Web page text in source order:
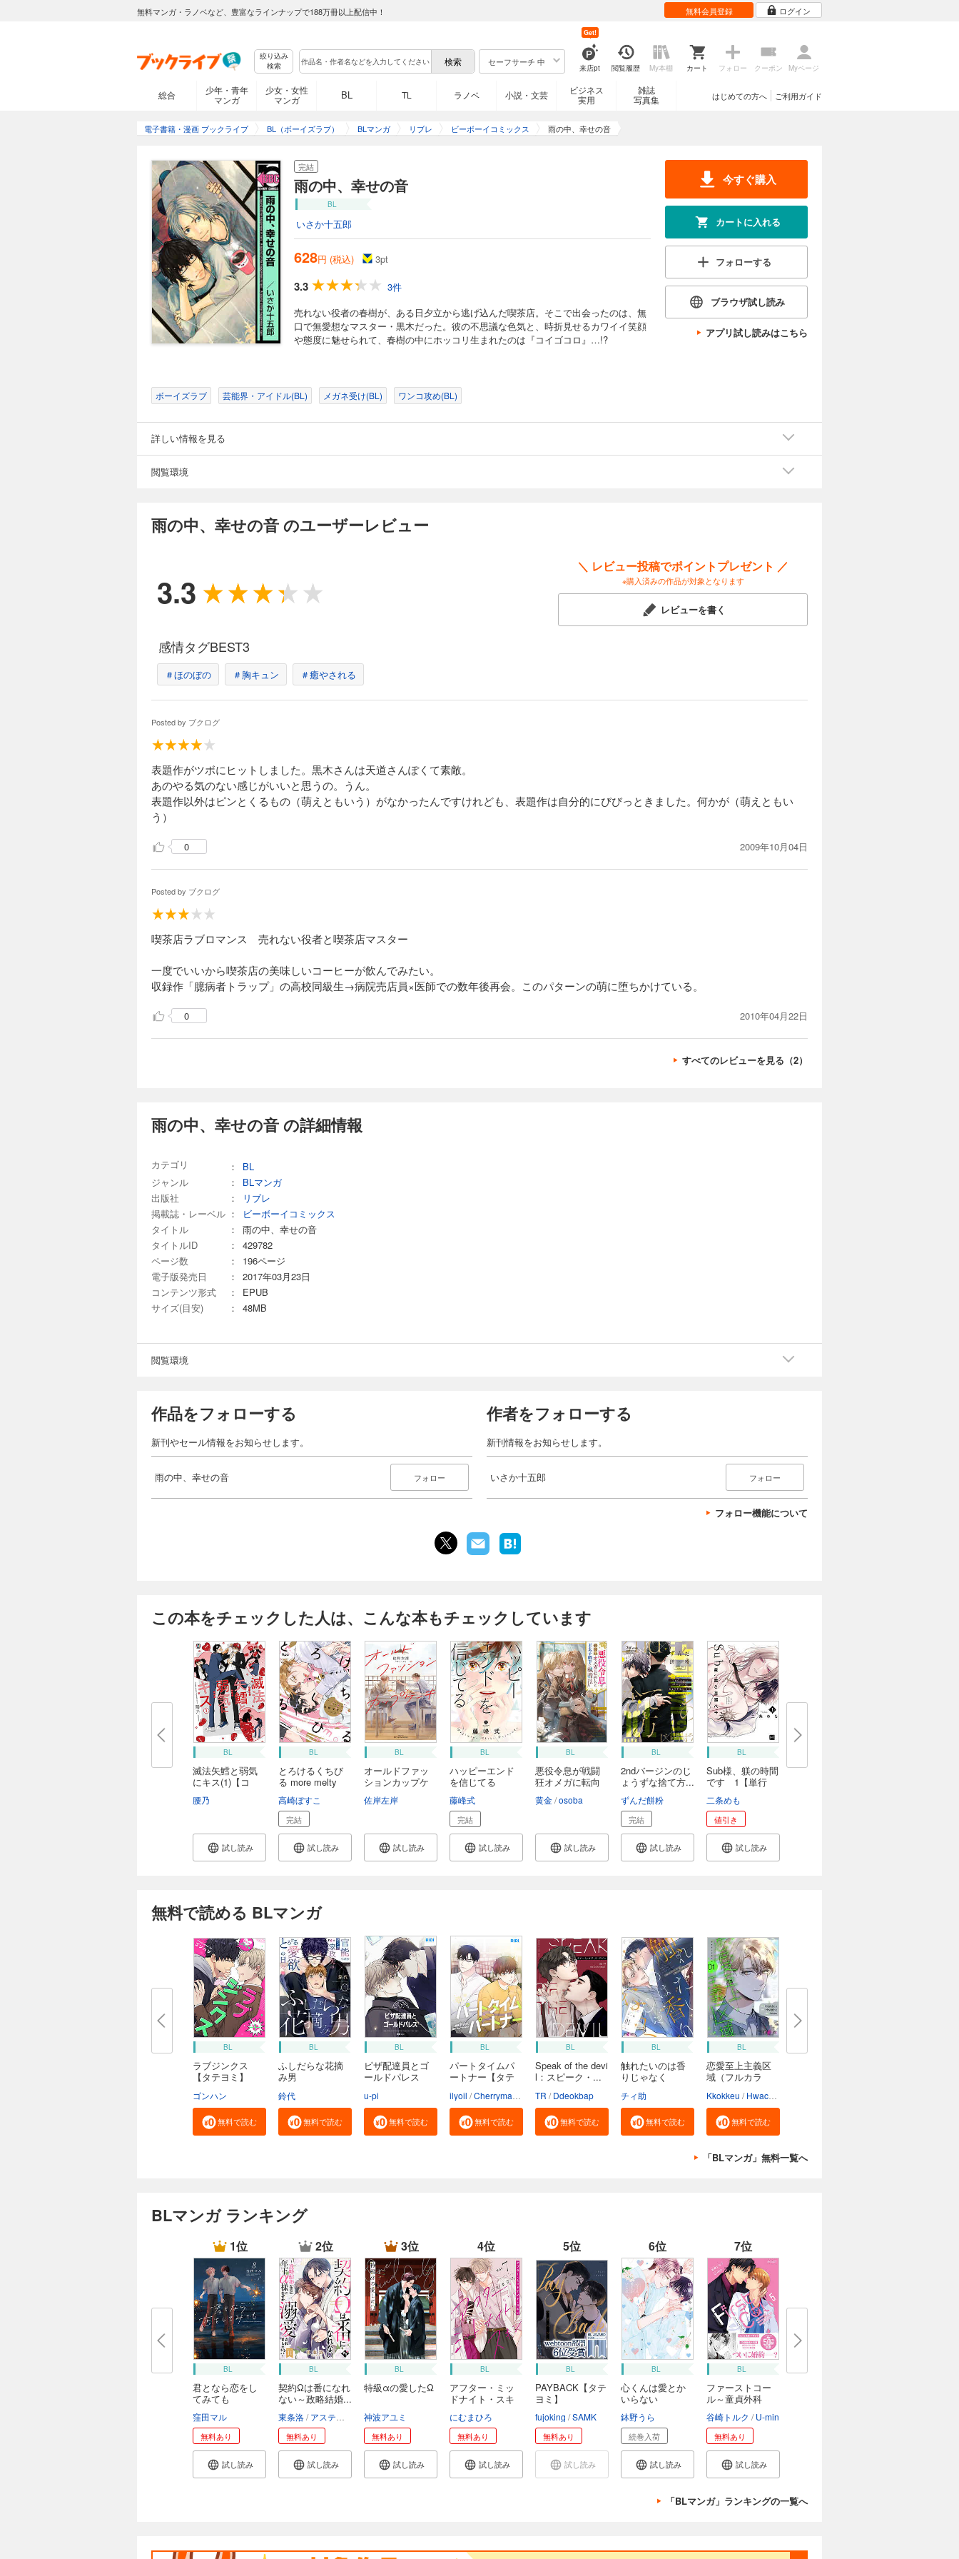
無料マンガ・ラノベなど、豊富なラインナップで188万冊以上配信中！ 無料会員登録 ログイン
絞り込み
検索
セーフサーチ 中
来店pt
Get!
閲覧履歴 My本棚 カート フォロー クーポン Myページ
総合
少年・青年
マンガ
少女・女性
マンガ
BL TL ラノベ 小説・文芸
ビジネス
実用
雑誌
写真集
ご利用ガイド
はじめての方へ
電子書籍・漫画 ブックライブ BL（ボーイズラブ） BLマンガ リブレ ビーボーイコミックス 雨の中、幸せの音
完結
雨の中、幸せの音
BL
いさか十五郎
628円 (税込) 3pt
3.3
3件
売れない役者の春樹が、ある日夕立から逃げ込んだ喫茶店。そこで出会ったのは、無
口で無愛想なマスター・黒木だった。彼の不思議な色気と、時折見せるカワイイ笑顔
や態度に魅せられて、春樹の中にホッコリ生まれたのは『コイゴコロ』…!?
今すぐ購入
カートに入れる
フォローする
ブラウザ試し読み
アプリ試し読みはこちら
ボーイズラブ 芸能界・アイドル(BL) メガネ受け(BL) ワンコ攻め(BL)
詳しい情報を見る
閲覧環境
雨の中、幸せの音 のユーザーレビュー
3.3
＼ レビュー投稿でポイントプレゼント ／
※購入済みの作品が対象となります
レビューを書く
感情タグBEST3
＃ほのぼの ＃胸キュン ＃癒やされる
Posted by ブクログ
表題作がツボにヒットしました。黒木さんは天道さんぽくて素敵。
あのやる気のない感じがいいと思うの。うん。
表題作以外はピンとくるもの（萌えともいう）がなかったんですけれども、表題作は自分的にびびっときました。何かが（萌えともい
う）
0 2009年10月04日
Posted by ブクログ
喫茶店ラブロマンス 売れない役者と喫茶店マスター
一度でいいから喫茶店の美味しいコーヒーが飲んでみたい。
収録作「臆病者トラップ」の高校同級生→病院売店員×医師での数年後再会。このパターンの萌に堕ちかけている。
0 2010年04月22日
すべてのレビューを見る（2）
雨の中、幸せの音 の詳細情報
カテゴリ ：
BL
ジャンル
：
BLマンガ
出版社
：
リブレ
掲載誌・レーベル ：
ビーボーイコミックス
タイトル
：
雨の中、幸せの音
タイトルID
：
429782
ページ数
：
196ページ
電子版発売日
：
2017年03月23日
コンテンツ形式
：
EPUB
サイズ(目安)
： 48MB
閲覧環境
作品をフォローする
新刊やセール情報をお知らせします。
雨の中、幸せの音 フォロー
作者をフォローする
新刊情報をお知らせします。
いさか十五郎 フォロー
フォロー機能について
この本をチェックした人は、こんな本もチェックしています
BL
滅法矢鱈と弱気
にキス(1)【コ
腰乃
試し読み
BL
とろけるくちび
る more melty
高崎ぼすこ
完結
試し読み
BL
オールドファッ
ションカップケ
佐岸左岸
試し読み
BL
ハッピーエンド
を信じてる
藤峰式
完結
試し読み
BL
悪役令息が戦闘
狂オメガに転向
黄金 osoba
試し読み
BL
2ndバージンのじ
ょうずな捨て方...
ずんだ餅粉
完結
試し読み
BL
Sub様、躾の時間
です 1【単行
二条めも
値引き
試し読み
無料で読める BLマンガ
BL
ラブジンクス
【タテヨミ】
ゴンハン
無料で読む
BL
ふしだらな花摘
み男
鈴代
無料で読む
BL
ピザ配達員とゴ
ールドパレス
u-pi
無料で読む
BL
パートタイムパ
ートナー【タテ
ilyoil Cherrymanju
無料で読む
BL
Speak of the devi
l：スピーク・...
TR Ddeokbap
無料で読む
BL
触れたいのは香
りじゃなく
チィ助
無料で読む
BL
恋愛至上主義区
域（フルカラ
Kkokkeu Hwacha
無料で読む
「BLマンガ」無料一覧へ
BLマンガ ランキング
1位
BL
君となら恋をし
てみても
窪田マル
無料あり
試し読み
2位
BL
契約Ωは番になれ
ない～政略結婚...
東条洛 アスティル編集部
無料あり
試し読み
3位
BL
特級αの愛したΩ
神波アユミ
無料あり
試し読み
4位
BL
アフター・ミッ
ドナイト・スキ
にむまひろ
無料あり
試し読み
5位
BL
PAYBACK【タテ
ヨミ】
fujoking SAMK
無料あり
試し読み
6位
BL
心くんは愛とか
いらない
鉢野うら
続巻入荷
試し読み
7位
BL
ファーストコー
ル～童貞外科
谷崎トルク U-min
無料あり
試し読み
「BLマンガ」ランキングの一覧へ